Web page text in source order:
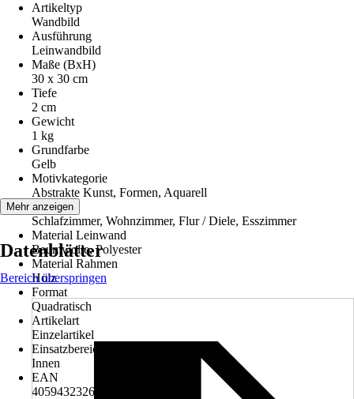
Artikeltyp
Wandbild
Ausführung
Leinwandbild
Maße (BxH)
30 x 30 cm
Tiefe
2 cm
Gewicht
1 kg
Grundfarbe
Gelb
Motivkategorie
Abstrakte Kunst, Formen, Aquarell
Räume
Schlafzimmer, Wohnzimmer, Flur / Diele, Esszimmer
Material Leinwand
Baumwolle, Polyester
Material Rahmen
Holz
Format
Quadratisch
Artikelart
Einzelartikel
Einsatzbereich
Innen
EAN
4059432326307
Mehr anzeigen
Datenblätter
Bereich überspringen